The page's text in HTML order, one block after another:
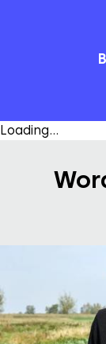
Loading...